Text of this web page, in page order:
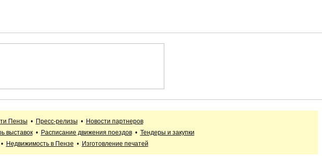
Пензы • Пресс-релизы • Новости партнеров
выставок• Расписание движения поездов• Тендеры и закупки
• Недвижимость в Пензе • Изготовление печатей